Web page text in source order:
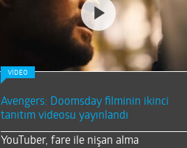
VİDEO
Avengers: Doomsday filminin ikinci
tanıtım videosu yayınlandı
YouTuber, fare ile nişan alma